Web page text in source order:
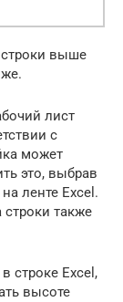
выше
лист
с
может
это, выбрав
ленте Excel.
также
строке Excel,
высоте